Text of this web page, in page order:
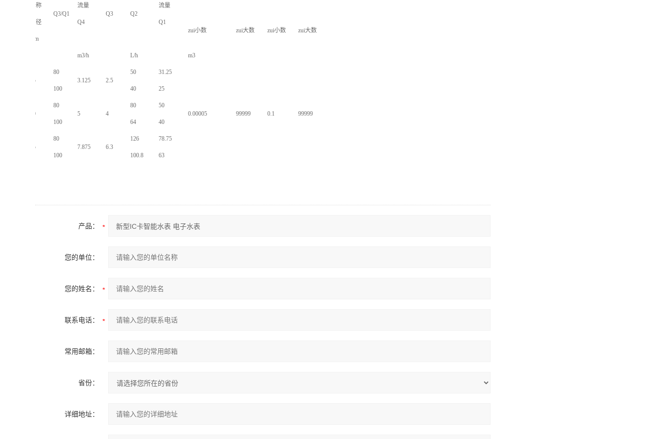
公称
口径
mm
Q3/Q1
流量
Q4
Q3 Q2
流量
Q1
zui小数 zui大数 zui小数 zui大数
m3/h L/h m3
15
80
3.125
2.5
50 31.25
0.00005 99999 0.1 99999
100 40 25
20
80
5
4
80 50
100 64 40
25
80
7.875
6.3
126 78.75
100 100.8 63
产品：
您的单位：
您的姓名：
联系电话：
常用邮箱：
省份：
详细地址：